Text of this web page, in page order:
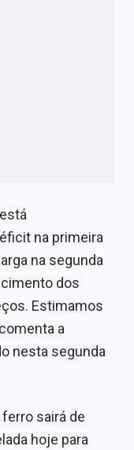
na primeira
na segunda
dos
Estimamos
a
nesta segunda
sairá de
hoje para